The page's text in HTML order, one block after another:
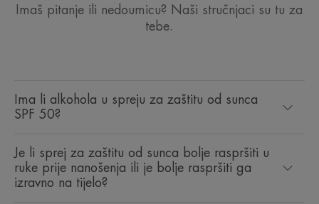
Imaš pitanje ili nedoumicu? Naši stručnjaci su tu za
tebe.
Ima li alkohola u spreju za zaštitu od sunca
SPF 50?
Je li sprej za zaštitu od sunca bolje raspršiti u
ruke prije nanošenja ili je bolje raspršiti ga
izravno na tijelo?